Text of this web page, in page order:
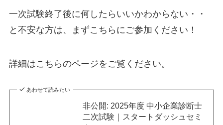
一次試験終了後に何したらいいかわからない・・
と不安な方は、まずこちらにご参加ください！
詳細はこちらのページをご覧ください。
あわせて読みたい
非公開: 2025年度 中小企業診断士
二次試験｜スタートダッシュセミ